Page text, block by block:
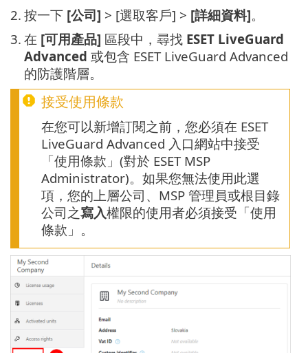
2. 按一下 [公司] > [選取客戶] > [詳細資料]。
3. 在 [可用產品] 區段中，尋找 ESET LiveGuard
Advanced 或包含 ESET LiveGuard Advanced
的防護階層。
接受使用條款
在您可以新增訂閱之前，您必須在 ESET
LiveGuard Advanced 入口網站中接受
「使用條款」(對於 ESET MSP
Administrator)。如果您無法使用此選
項，您的上層公司、MSP 管理員或根目錄
公司之寫入權限的使用者必須接受「使用
條款」。